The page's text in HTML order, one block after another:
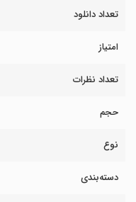
تعداد دانلود
امتیاز
تعداد نظرات
حجم
نوع
دسته‌بندی